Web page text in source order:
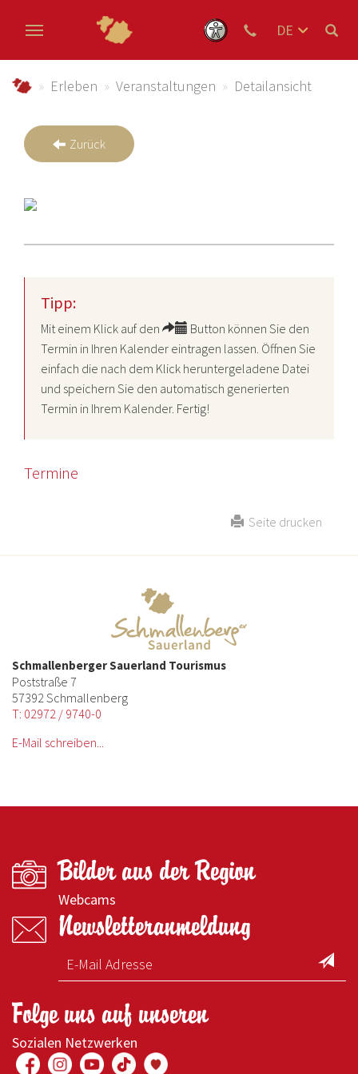
DE
schmallenberger-sauerland.de
Erleben Veranstaltungen Detailansicht
Zurück
Tipp:
Mit einem Klick auf den
Button können Sie den
Termin in Ihren Kalender eintragen lassen. Öffnen Sie
einfach die nach dem Klick heruntergeladene Datei
und speichern Sie den automatisch generierten
Termin in Ihrem Kalender. Fertig!
Termine
Seite drucken
Schmallenberger Sauerland Tourismus
Poststraße 7
57392 Schmallenberg
T: 02972 / 9740-0
E-Mail schreiben...
Bilder aus der Region
Webcams
Newsletteranmeldung
Folge uns auf unseren
Sozialen Netzwerken